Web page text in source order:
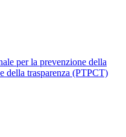
per la prevenzione della
della trasparenza (PTPCT)